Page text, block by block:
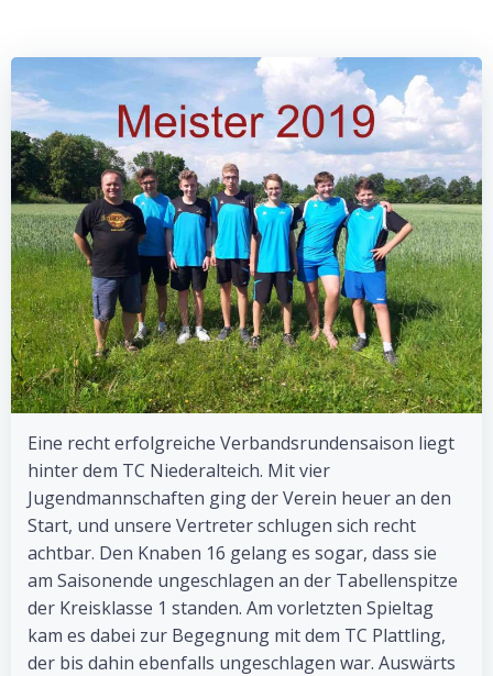
Eine recht erfolgreiche Verbandsrundensaison liegt
hinter dem TC Niederalteich. Mit vier
Jugendmannschaften ging der Verein heuer an den
Start, und unsere Vertreter schlugen sich recht
achtbar. Den Knaben 16 gelang es sogar, dass sie
am Saisonende ungeschlagen an der Tabellenspitze
der Kreisklasse 1 standen. Am vorletzten Spieltag
kam es dabei zur Begegnung mit dem TC Plattling,
der bis dahin ebenfalls ungeschlagen war. Auswärts